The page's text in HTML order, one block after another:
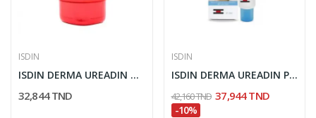
ISDIN
ISDIN DERMA UREADIN CREME MAINS REPARATRICE 50ML
32,844 TND
ISDIN
ISDIN DERMA UREADIN PODOS GEL HUILE PIEDS SECS...
42,160 TND 37,944 TND
-10%